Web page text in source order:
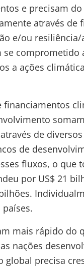
e precisam
através
e/ou resiliência/
se
a ações
de
de
fluxos, o que
por US$ 21
mais rápido do
nações
precisa